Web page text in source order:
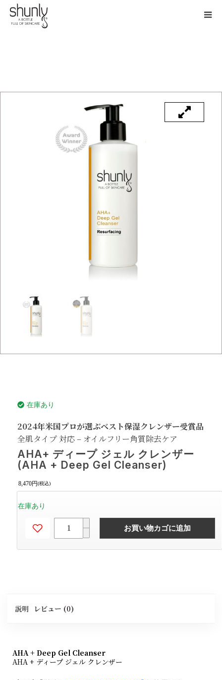
在庫あり
2024年米国プロが選ぶベスト保湿クレンザー受賞品
全肌タイプ 対応 – オイルフリー角質除去ケア
AHA+ ディープ ジェル クレンザー
(AHA + Deep Gel Cleanser)
8,470円(税込)
在庫あり
お買い物カゴに追加
説明 レビュー (0)
AHA + Deep Gel Cleanser
AHA + ディープ ジェル クレンザー